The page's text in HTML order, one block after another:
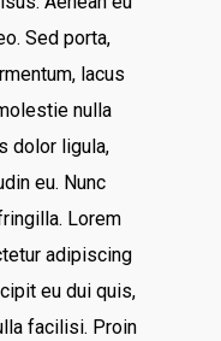
Sed porta,
lacus
nulla
dolor ligula,
eu. Nunc
Lorem
adipiscing
eu dui quis,
facilisi. Proin